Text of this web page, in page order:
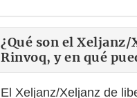
¿Qué son el
Rinvoq, y en qué
El Xeljanz/Xeljanz de